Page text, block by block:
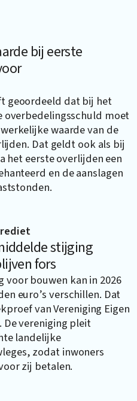
bij eerste
geoordeeld dat bij het
overbedelingsschuld moet
waarde van de
Dat geldt ook als bij
het eerste overlijden een
en de aanslagen
stijging
fors
voor bouwen kan in 2026
euro’s verschillen. Dat
van Vereniging Eigen
De vereniging pleit
landelijke
zodat inwoners
zij betalen.